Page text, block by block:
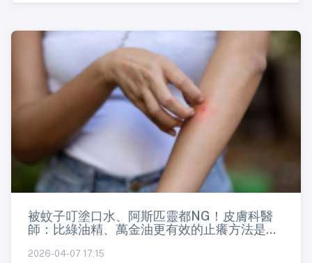
被蚊子叮塗口水、阿斯匹靈都NG！皮膚科醫
師：比綠油精、萬金油更有效的止癢方法是...
2026-04-07 17:15